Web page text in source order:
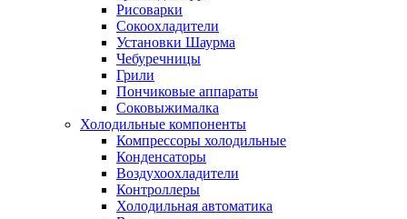
Рисоварки
Сокоохладители
Установки Шаурма
Чебуречницы
Грили
Пончиковые аппараты
Соковыжималка
Холодильные компоненты
Компрессоры холодильные
Конденсаторы
Воздухоохладители
Контроллеры
Холодильная автоматика